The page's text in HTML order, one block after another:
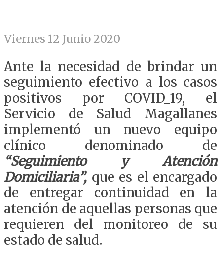
Viernes 12 Junio 2020
Ante la necesidad de brindar un
seguimiento efectivo a los casos
positivos por COVID_19, el
Servicio de Salud Magallanes
implementó un nuevo equipo
clínico denominado de
“Seguimiento y Atención
Domiciliaria”, que es el encargado
de entregar continuidad en la
atención de aquellas personas que
requieren del monitoreo de su
estado de salud.